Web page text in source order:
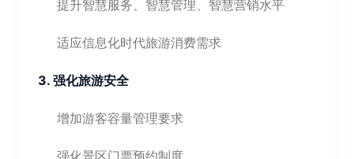
提升智慧服务、智慧管理、智慧营销水平
适应信息化时代旅游消费需求
3. 强化旅游安全
增加游客容量管理要求
强化景区门票预约制度